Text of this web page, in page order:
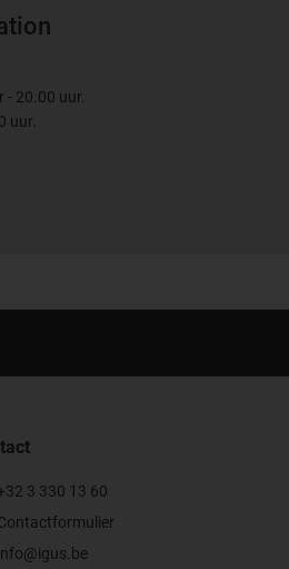
20.00 uur.
uur.
3 330 13 60